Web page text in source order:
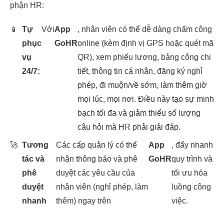
phận HR:
📱
Tự
phục
vụ
24/7:
VớiApp
GoHR
, nhân viên có thể dễ dàng chấm công
online (kèm định vị GPS hoặc quét mã
QR), xem phiếu lương, bảng công chi
tiết, thông tin cá nhân, đăng ký nghỉ
phép, đi muộn/về sớm, làm thêm giờ
mọi lúc, mọi nơi. Điều này tạo sự minh
bạch tối đa và giảm thiểu số lượng
câu hỏi mà HR phải giải đáp.
🚀 Tương
tác và
phê
duyệt
nhanh
Các cấp quản lý có thể
nhận thông báo và phê
duyệt các yêu cầu của
nhân viên (nghỉ phép, làm
thêm) ngay trên
App
GoHR
, đẩy nhanh
quy trình và
tối ưu hóa
luồng công
việc.